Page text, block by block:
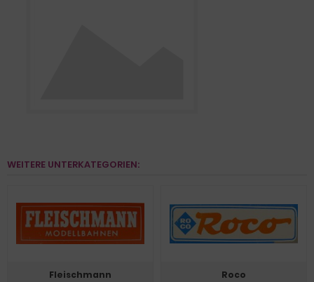
WEITERE UNTERKATEGORIEN:
Fleischmann Roco